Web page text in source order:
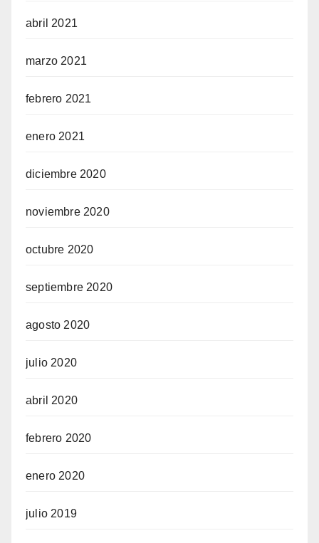
abril 2021
marzo 2021
febrero 2021
enero 2021
diciembre 2020
noviembre 2020
octubre 2020
septiembre 2020
agosto 2020
julio 2020
abril 2020
febrero 2020
enero 2020
julio 2019